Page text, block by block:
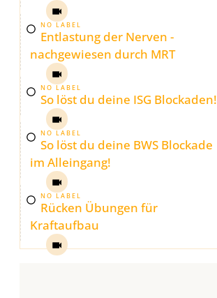
NO LABEL
Entlastung der Nerven -
nachgewiesen durch MRT
NO LABEL
So löst du deine ISG Blockaden!
NO LABEL
So löst du deine BWS Blockade
im Alleingang!
NO LABEL
Rücken Übungen für
Kraftaufbau